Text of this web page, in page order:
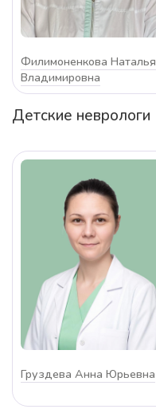
Филимоненкова Наталья
Владимировна
Детские неврологи
Груздева Анна Юрьевна